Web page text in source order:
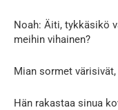
Noah: Äiti, tykkäsikö
meihin vihainen?
Mian sormet
Hän rakastaa sinua